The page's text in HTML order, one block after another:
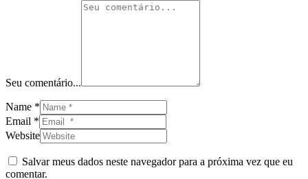
Seu comentário...
Name *
Email *
Website
Salvar meus dados neste navegador para a próxima vez que eu
comentar.